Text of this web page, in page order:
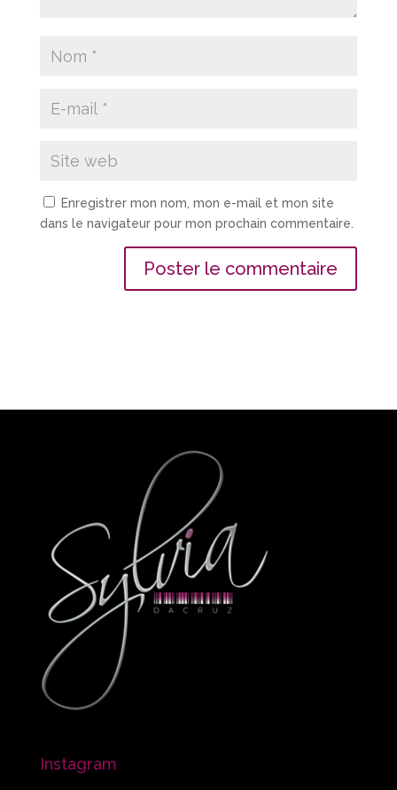
Enregistrer mon nom, mon e-mail et mon site
dans le navigateur pour mon prochain commentaire.
Instagram